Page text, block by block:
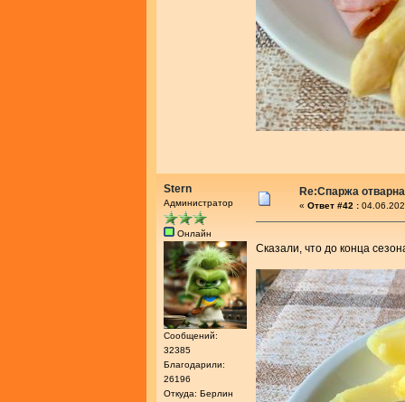
Stern
Администратор
Онлайн
Сообщений:
32385
Благодарили:
26196
Откуда: Берлин
Re:Спаржа
« Ответ #42 :
Сказали, что до конца